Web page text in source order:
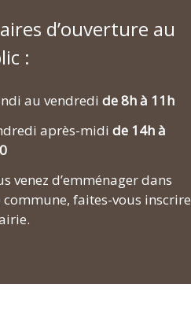
d’ouverture au
:
au vendredi de 8h à 11h
après-midi de 14h à
venez d’emménager dans
commune, faites-vous inscrire